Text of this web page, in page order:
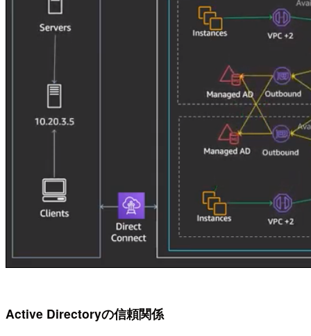
Active Directoryの信頼関係